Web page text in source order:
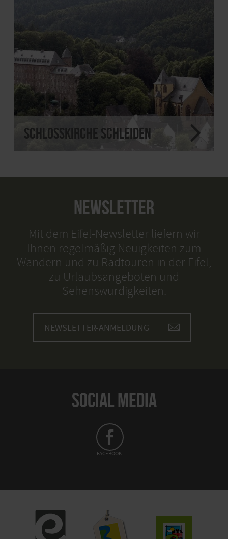
Schlosskirche Schleiden
NEWSLETTER
Mit dem Eifel-Newsletter liefern wir
Ihnen regelmäßig Neuigkeiten zum
Wandern und zu Radtouren in der Eifel,
zu Urlaubsangeboten und
Sehenswürdigkeiten.
NEWSLETTER-ANMELDUNG
SOCIAL MEDIA
FACEBOOK